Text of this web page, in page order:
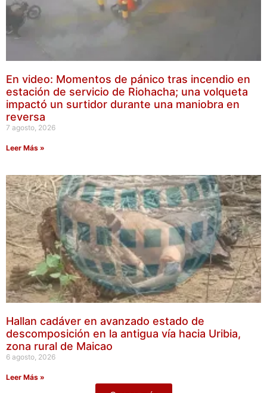
En video: Momentos de pánico tras incendio en
estación de servicio de Riohacha; una volqueta
impactó un surtidor durante una maniobra en
reversa
7 agosto, 2026
Leer Más »
Hallan cadáver en avanzado estado de
descomposición en la antigua vía hacia Uribia,
zona rural de Maicao
6 agosto, 2026
Leer Más »